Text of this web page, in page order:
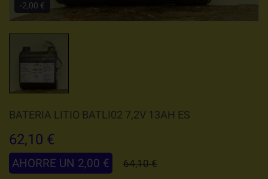
-2,00 €
BATERIA LITIO BATLI02 7,2V 13AH ES
62,10 €
AHORRE UN 2,00 € 64,10 €